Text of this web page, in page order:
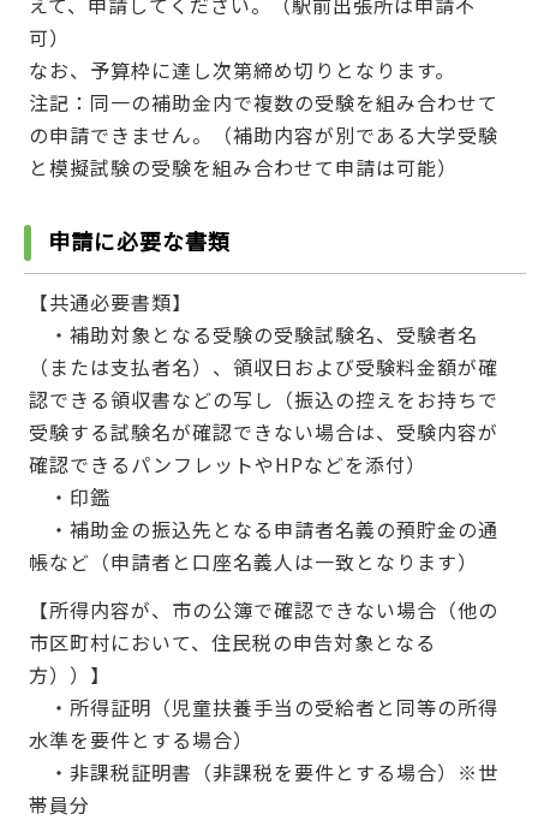
可）
なお、予算枠に達し次第締め切りとなります。
注記：同一の補助金内で複数の受験を組み合わせて
の申請できません。（補助内容が別である大学受験
と模擬試験の受験を組み合わせて申請は可能）
申請に必要な書類
【共通必要書類】
・補助対象となる受験の受験試験名、受験者名
（または支払者名）、領収日および受験料金額が確
認できる領収書などの写し（振込の控えをお持ちで
受験する試験名が確認できない場合は、受験内容が
確認できるパンフレットやHPなどを添付）
・印鑑
・補助金の振込先となる申請者名義の預貯金の通
帳など（申請者と口座名義人は一致となります）
【所得内容が、市の公簿で確認できない場合（他の
市区町村において、住民税の申告対象となる
方））】
・所得証明（児童扶養手当の受給者と同等の所得
水準を要件とする場合）
・非課税証明書（非課税を要件とする場合）※世
帯員分